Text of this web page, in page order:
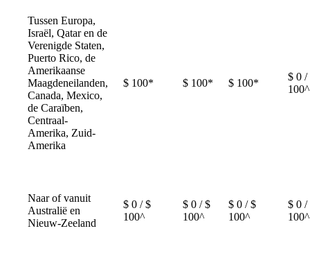
Tussen Europa,
Israël, Qatar en de
Verenigde Staten,
Puerto Rico, de
Amerikaanse
Maagdeneilanden,
Canada, Mexico,
de Caraïben,
Centraal-
Amerika, Zuid-
Amerika
$ 100* $ 100* $ 100*
$ 0 /
100^
Naar of vanuit
Australië en
Nieuw-Zeeland
$ 0 / $
100^
$ 0 / $
100^
$ 0 / $
100^
$ 0 /
100^